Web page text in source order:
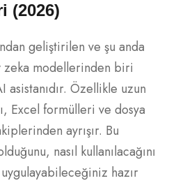
(2026)
geliştirilen ve şu anda
zeka modellerinden biri
Özellikle uzun
Excel formülleri ve dosya
ayrışır. Bu
nasıl kullanılacağını
hazır